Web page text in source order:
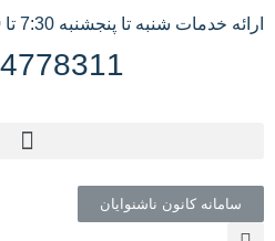
ارائه خدمات شنبه تا پنجشنبه 7:30 تا 14:30
سامانه کانون ناشنوایان